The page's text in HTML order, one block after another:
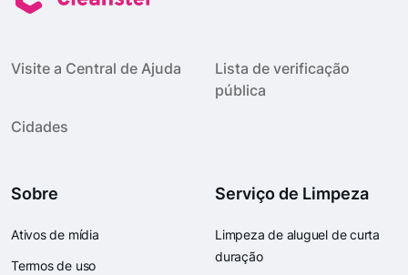
Visite a Central de Ajuda
Lista de verificação
pública
Cidades
Sobre
Ativos de mídia
Termos de uso
Serviço de Limpeza
Limpeza de aluguel de curta
duração